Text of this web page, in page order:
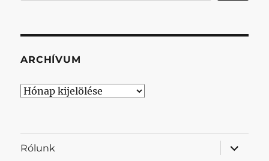
ARCHÍVUM
Archívum
Rólunk
almenü